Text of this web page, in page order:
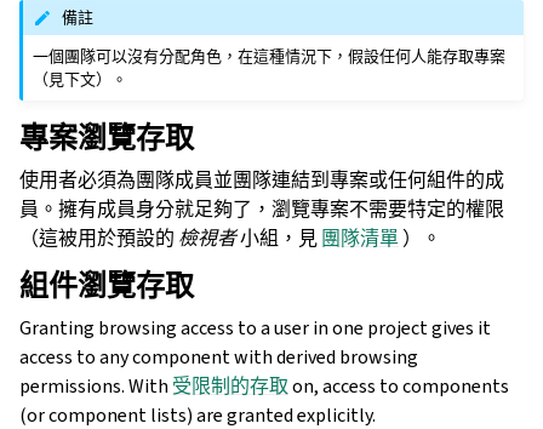
備註
一個團隊可以沒有分配角色，在這種情況下，假設任何人能存取專案
（見下文）。
專案瀏覽存取
使用者必須為團隊成員並團隊連結到專案或任何組件的成
員。擁有成員身分就足夠了，瀏覽專案不需要特定的權限
（這被用於預設的 檢視者小組，見 團隊清單）。
組件瀏覽存取
Granting browsing access to a user in one project gives it
access to any component with derived browsing
permissions. With 受限制的存取on, access to components
(or component lists) are granted explicitly.